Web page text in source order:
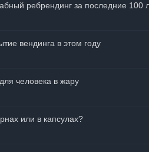
ребрендинг за последние 100
вендинга в этом году
человека в жару
или в капсулах?